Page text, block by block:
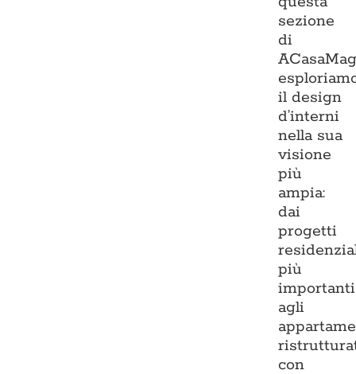
sezione
di
il design
d’interni
nella sua
visione
più
ampia:
dai
progetti
più
importanti
agli
con